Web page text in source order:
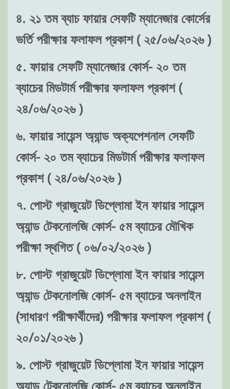
৪. ২১ তম ব্যাচ ফায়ার সেফটি ম্যানেজার কোর্সের
ভর্তি পরীক্ষার ফলাফল প্রকাশ ( ২৫/০৬/২০২৬ )
৫. ফায়ার সেফটি ম্যানেজার কোর্স- ২০ তম
ব্যাচের মিডটার্ম পরীক্ষার ফলাফল প্রকাশ (
২৪/০৬/২০২৬ )
৬. ফায়ার সায়েন্স অ্যান্ড অক্যপেশনাল সেফটি
কোর্স- ২০ তম ব্যাচের মিডটার্ম পরীক্ষার ফলাফল
প্রকাশ ( ২৪/০৬/২০২৬ )
৭. পোস্ট গ্রাজুয়েট ডিপ্লোমা ইন ফায়ার সায়েন্স
অ্যান্ড টেকনোলজি কোর্স- ৫ম ব্যাচের মৌখিক
পরীক্ষা স্থগিত ( ০৬/০২/২০২৬ )
৮. পোস্ট গ্রাজুয়েট ডিপ্লোমা ইন ফায়ার সায়েন্স
অ্যান্ড টেকনোলজি কোর্স- ৫ম ব্যাচের অনলাইন
(সাধারণ পরীক্ষার্থীদের) পরীক্ষার ফলাফল প্রকাশ (
২০/০১/২০২৬ )
৯. পোস্ট গ্রাজুয়েট ডিপ্লোমা ইন ফায়ার সায়েন্স
অ্যান্ড টেকনোলজি কোর্স- ৫ম ব্যাচের অনলাইন